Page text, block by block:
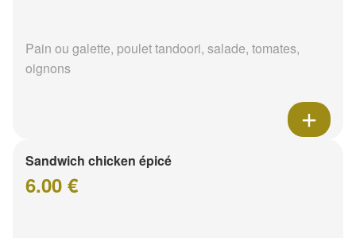
Pain ou galette, poulet tandoori, salade, tomates,
oignons
Sandwich chicken épicé
6.00 €